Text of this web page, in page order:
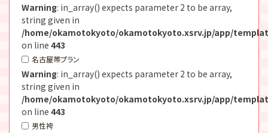
Warning: in_array() expects parameter 2 to be array,
string given in
/home/okamotokyoto/okamotokyoto.xsrv.jp/app/
on line 443
名古屋帯プラン
Warning: in_array() expects parameter 2 to be array,
string given in
/home/okamotokyoto/okamotokyoto.xsrv.jp/app/
on line 443
男性袴